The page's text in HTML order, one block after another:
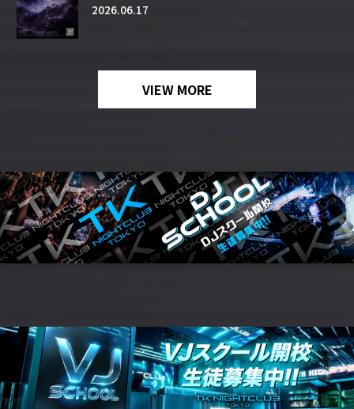
2026.06.17
VIEW MORE